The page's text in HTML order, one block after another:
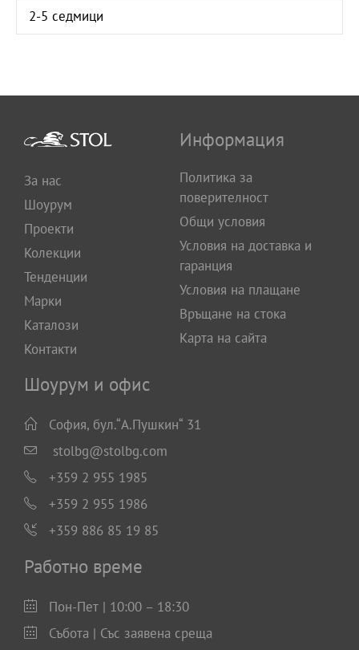
2-5 седмици
За нас
Шоурум
Проекти
Колекции
Тенденции
Марки
Каталози
Контакти
Информация
Политика за
поверителност
Общи условия
Условия на доставка и
гаранция
Условия на плащане
Връщане на стока
Карта на сайта
Шоурум и офис
София, бул.“А.Пушкин“ 31
stolbg@stolbg.com
+359 2 955 1985
+359 2 955 1986
+359 886 85 19 85
Работно време
Пон-Пет | 10:00 – 18:30
Събота | Със заявена среща